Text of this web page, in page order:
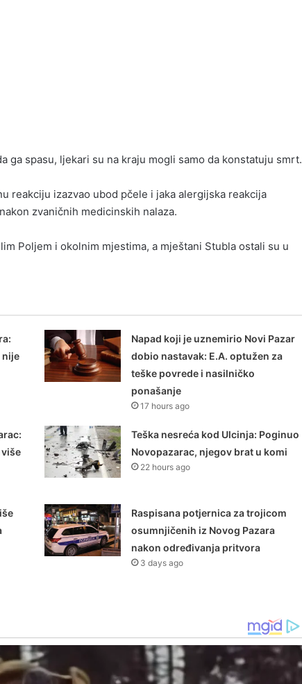
ga spasu, ljekari su na kraju mogli samo da konstatuju smrt.
reakciju izazvao ubod pčele i jaka alergijska reakcija
zvaničnih medicinskih nalaza.
Poljem i okolnim mjestima, a mještani Stubla ostali su u
nije
Napad koji je uznemirio Novi Pazar
dobio nastavak: E.A. optužen za
teške povrede i nasilničko
ponašanje
17 hours ago
Teška nesreća kod Ulcinja: Poginuo
Novopazarac, njegov brat u komi
22 hours ago
Raspisana potjernica za trojicom
osumnjičenih iz Novog Pazara
nakon određivanja pritvora
3 days ago